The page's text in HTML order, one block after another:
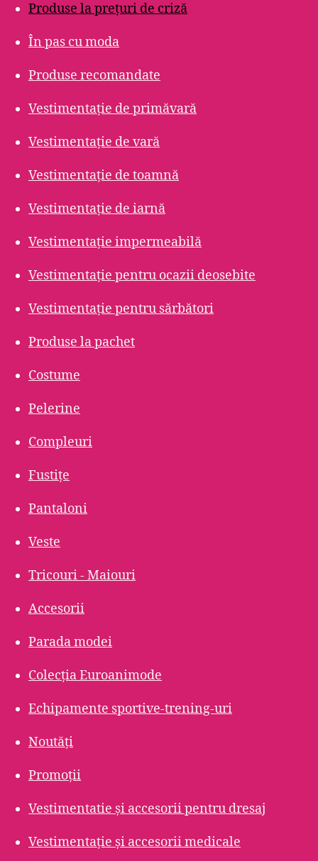
Produse la prețuri de criză
În pas cu moda
Produse recomandate
Vestimentație de primăvară
Vestimentație de vară
Vestimentație de toamnă
Vestimentație de iarnă
Vestimentație impermeabilă
Vestimentație pentru ocazii deosebite
Vestimentație pentru sărbători
Produse la pachet
Costume
Pelerine
Compleuri
Fustițe
Pantaloni
Veste
Tricouri - Maiouri
Accesorii
Parada modei
Colecția Euroanimode
Echipamente sportive-trening-uri
Noutăți
Promoții
Vestimentatie și accesorii pentru dresaj
Vestimentație și accesorii medicale